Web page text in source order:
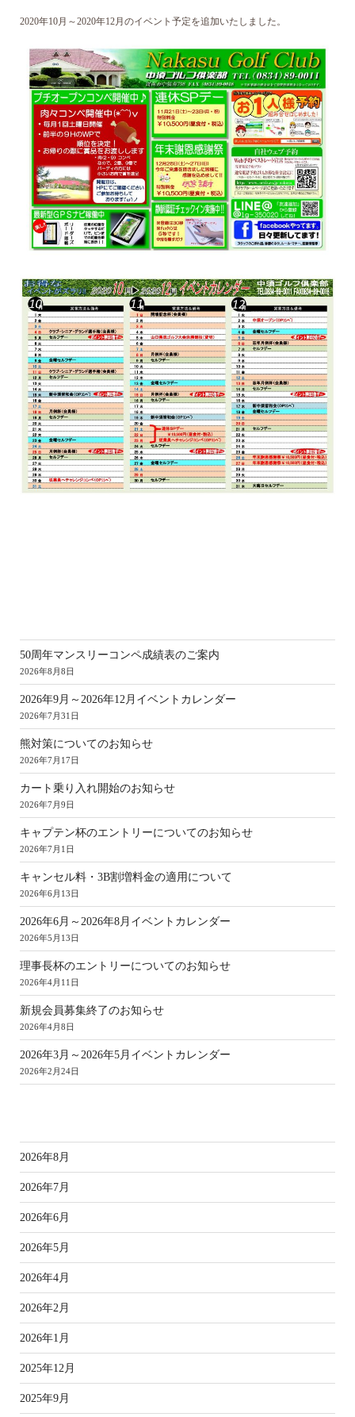
2020年10月～2020年12月のイベント予定を追加いたしました。
50周年マンスリーコンペ成績表のご案内
2026年8月8日
2026年9月～2026年12月イベントカレンダー
2026年7月31日
熊対策についてのお知らせ
2026年7月17日
カート乗り入れ開始のお知らせ
2026年7月9日
キャプテン杯のエントリーについてのお知らせ
2026年7月1日
キャンセル料・3B割増料金の適用について
2026年6月13日
2026年6月～2026年8月イベントカレンダー
2026年5月13日
理事長杯のエントリーについてのお知らせ
2026年4月11日
新規会員募集終了のお知らせ
2026年4月8日
2026年3月～2026年5月イベントカレンダー
2026年2月24日
2026年8月
2026年7月
2026年6月
2026年5月
2026年4月
2026年2月
2026年1月
2025年12月
2025年9月